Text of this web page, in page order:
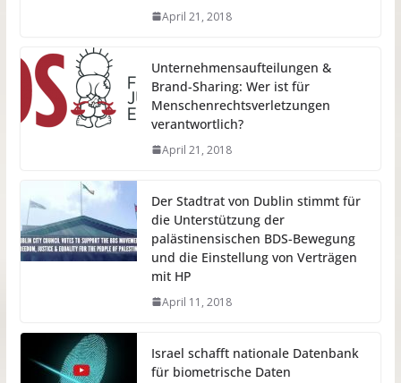
April 21, 2018
Unternehmensaufteilungen &
Brand-Sharing: Wer ist für
Menschenrechtsverletzungen
verantwortlich?
April 21, 2018
Der Stadtrat von Dublin stimmt für
die Unterstützung der
palästinensischen BDS-Bewegung
und die Einstellung von Verträgen
mit HP
April 11, 2018
Israel schafft nationale Datenbank
für biometrische Daten